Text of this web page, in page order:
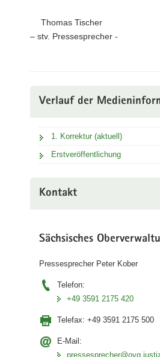
Thomas Tischer
– stv. Pressesprecher -
Verlauf der
1. Korrektur (aktuell)
Erstveröffentlichung
Kontakt
Sächsisches
Pressesprecher Peter Kober
Telefon:
+49 3591 2175 420
Telefax: +49 3591 2175 500
E-Mail: